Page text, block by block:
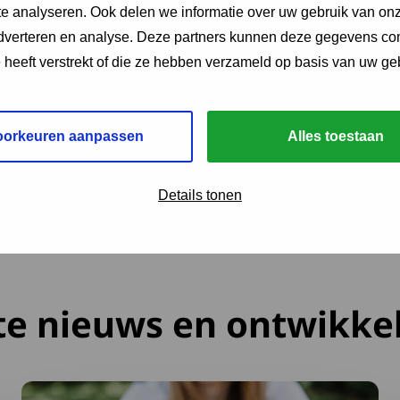
analyseren. Ook delen we informatie over uw gebruik van
en analyse. Deze partners kunnen deze gegevens
verstrekt of die ze hebben verzameld op basis van uw
aanpassen Alles toestaan
Details tonen
naaste van iemand met Duchenne? Dan horen we graag
Daarover volgt binnenkort meer informatie. Met
een gerichte onderzoeksagenda op. Daarmee
wat echt belangrijk is.
Parent ProjectDeze link opent in een nieuw
en Spierziekten Nederland
nieuws en
Lees meer over Ga goed voorbereid op vakantie: neem